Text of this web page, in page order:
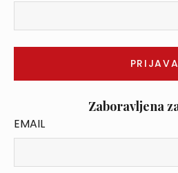
Zaboravljena
EMAIL